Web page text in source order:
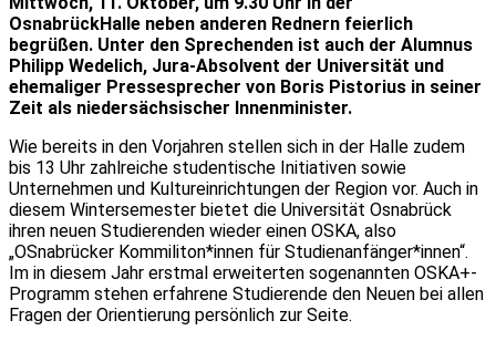
OsnabrückHalle neben anderen Rednern feierlich
begrüßen. Unter den Sprechenden ist auch der Alumnus
Philipp Wedelich, Jura-Absolvent der Universität und
ehemaliger Pressesprecher von Boris Pistorius in seiner
Zeit als niedersächsischer Innenminister.
Wie bereits in den Vorjahren stellen sich in der Halle zudem
bis 13 Uhr zahlreiche studentische Initiativen sowie
Unternehmen und Kultureinrichtungen der Region vor. Auch in
diesem Wintersemester bietet die Universität Osnabrück
ihren neuen Studierenden wieder einen OSKA, also
„OSnabrücker Kommiliton*innen für Studienanfänger*innen“.
Im in diesem Jahr erstmal erweiterten sogenannten OSKA+-
Programm stehen erfahrene Studierende den Neuen bei allen
Fragen der Orientierung persönlich zur Seite.